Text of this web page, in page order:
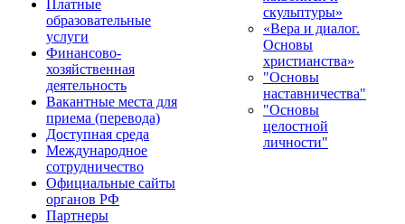
Платные
образовательные
услуги
Финансово-
хозяйственная
деятельность
Вакантные места для
приема (перевода)
Доступная среда
Международное
сотрудничество
Официальные сайты
органов РФ
Партнеры
скульптуры»
«Вера и диалог.
Основы
христианства»
"Основы
наставничества"
"Основы
целостной
личности"